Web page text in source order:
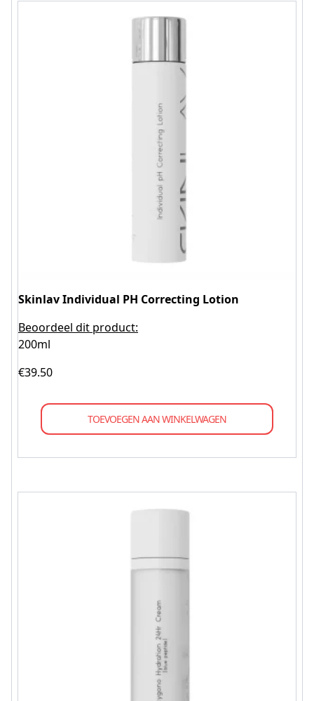
Skinlav Individual PH Correcting Lotion
Beoordeel dit product:
200ml
€39.50
TOEVOEGEN AAN WINKELWAGEN